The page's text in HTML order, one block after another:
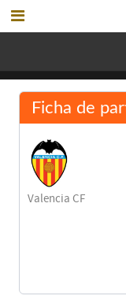
Ficha de
Valencia CF